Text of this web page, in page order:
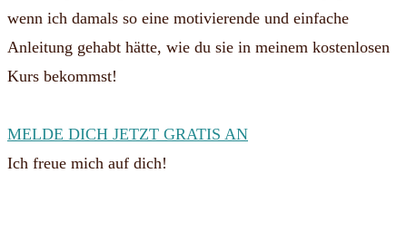
wenn ich damals so eine motivierende und einfache
Anleitung gehabt hätte, wie du sie in meinem kostenlosen
Kurs bekommst!
MELDE DICH JETZT GRATIS AN
Ich freue mich auf dich!